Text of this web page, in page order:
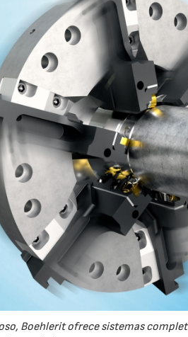
Boehlerit ofrece sistemas